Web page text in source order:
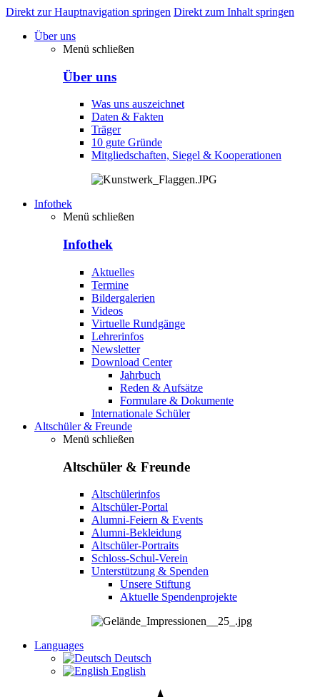
Direkt zur Hauptnavigation springen Direkt zum Inhalt springen
Über uns
Menü schließen
Über uns
Was uns auszeichnet
Daten & Fakten
Träger
10 gute Gründe
Mitgliedschaften, Siegel & Kooperationen
Infothek
Menü schließen
Infothek
Aktuelles
Termine
Bildergalerien
Videos
Virtuelle Rundgänge
Lehrerinfos
Newsletter
Download Center
Jahrbuch
Reden & Aufsätze
Formulare & Dokumente
Internationale Schüler
Altschüler & Freunde
Menü schließen
Altschüler & Freunde
Altschülerinfos
Altschüler-Portal
Alumni-Feiern & Events
Alumni-Bekleidung
Altschüler-Portraits
Schloss-Schul-Verein
Unterstützung & Spenden
Unsere Stiftung
Aktuelle Spendenprojekte
Languages
Deutsch
English